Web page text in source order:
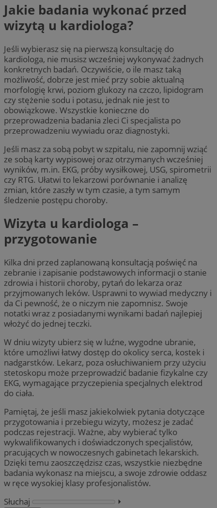
Jakie badania wykonać przed
wizytą u kardiologa?
Jeśli wybierasz się na pierwszą konsultację do
kardiologa, nie musisz wcześniej wykonywać żadnych
konkretnych badań. Oczywiście, o ile masz taką
możliwość, dobrze jest mieć przy sobie aktualną
morfologię krwi, poziom glukozy na czczo, lipidogram
czy stężenie sodu i potasu, jednak nie jest to
obowiązkowe. Wszystkie konieczne do
przeprowadzenia badania zleci Ci specjalista po
przeprowadzeniu wywiadu oraz diagnostyki.
Jeśli masz za sobą pobyt w szpitalu, nie zapomnij wziąć
ze sobą karty wypisowej oraz otrzymanych wcześniej
wyników, m.in. EKG, próby wysiłkowej, USG, spirometrii
czy RTG. Ułatwi to lekarzowi porównanie i analizę
zmian, które zaszły w tym czasie, a tym samym
śledzenie postępu choroby.
Wizyta u kardiologa –
przygotowanie
Kilka dni przed zaplanowaną konsultacją poświęć na
zebranie i zapisanie podstawowych informacji o stanie
zdrowia i historii choroby, pytań do lekarza oraz
przyjmowanych leków. Usprawni to wywiad medyczny i
da Ci pewność, że o niczym nie zapomnisz. Swoje
notatki wraz z posiadanymi wynikami badań najlepiej
włożyć do jednej teczki.
W dniu wizyty ubierz się w luźne, wygodne ubranie,
które umożliwi łatwy dostęp do okolicy serca, kostek i
nadgarstków. Lekarz, poza osłuchiwaniem przy użyciu
stetoskopu może przeprowadzić badanie fizykalne czy
EKG, wymagające przyczepienia specjalnych elektrod
do ciała.
Pamiętaj, że jeśli masz jakiekolwiek pytania dotyczące
przygotowania i przebiegu wizyty, możesz je zadać
podczas rejestracji. Ważne, aby wybierać tylko
wykwalifikowanych i doświadczonych specjalistów,
pracujących w nowoczesnych gabinetach lekarskich.
Dzięki temu zaoszczędzisz czas, wszystkie niezbędne
badania wykonasz na miejscu, a swoje zdrowie oddasz
w ręce wysokiej klasy profesjonalistów.
Słuchaj
⏵︎